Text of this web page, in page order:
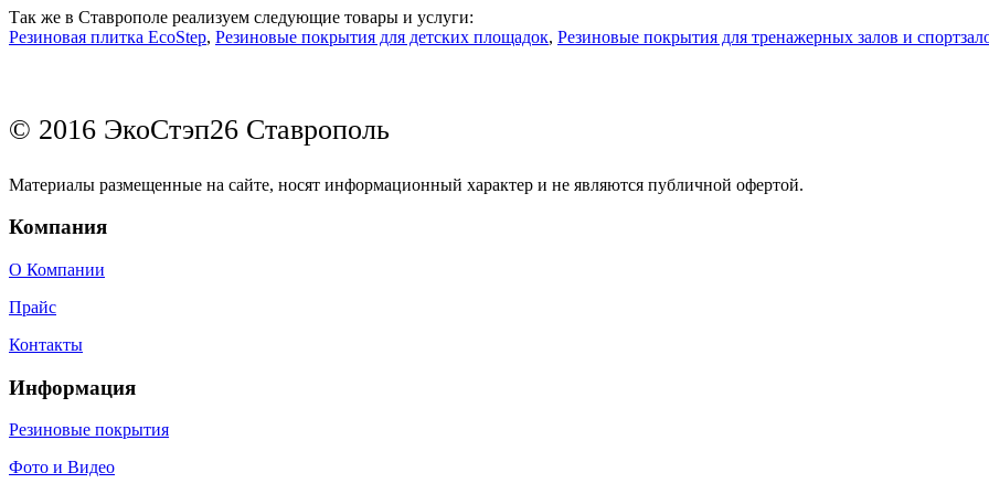
Так же в Ставрополе реализуем следующие товары и услуги:
Резиновая плитка EcoStep, Резиновые покрытия для детских площадок, Резиновые покрытия для тренажерных залов и
© 2016 ЭкоСтэп26 Ставрополь
Материалы размещенные на сайте, носят информационный характер и не являются публичной офертой.
Компания
О Компании
Прайс
Контакты
Информация
Резиновые покрытия
Фото и Видео